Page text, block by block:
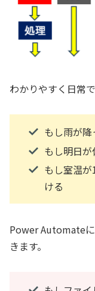
わかりやすく日常
もし雨が降
もし明日が
もし室温
ける
Power Automate
きます。